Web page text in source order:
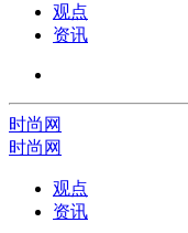
观点
资讯
时尚网
时尚网
观点
资讯